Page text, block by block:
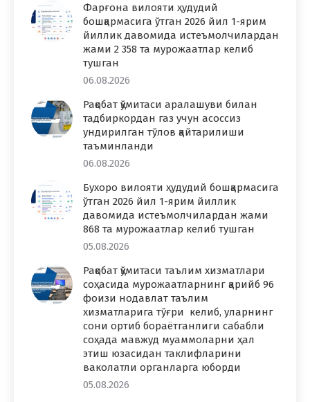
Фарғона вилояти ҳудудий
бошқармасига ўтган 2026 йил 1-ярим
йиллик давомида истеъмолчилардан
жами 2 358 та мурожаатлар келиб
тушган
06.08.2026
Рақобат қўмитаси аралашуви билан
тадбиркордан газ учун асоссиз
ундирилган тўлов қайтарилиши
таъминланди
06.08.2026
Бухоро вилояти ҳудудий бошқармасига
ўтган 2026 йил 1-ярим йиллик
давомида истеъмолчилардан жами
868 та мурожаатлар келиб тушган
05.08.2026
Рақобат қўмитаси таълим хизматлари
соҳасида мурожаатларнинг қарийб 96
фоизи нодавлат таълим
хизматларига тўғри келиб, уларнинг
сони ортиб бораётганлиги сабабли
соҳада мавжуд муаммоларни ҳал
этиш юзасидан таклифларини
ваколатли органларга юборди
05.08.2026